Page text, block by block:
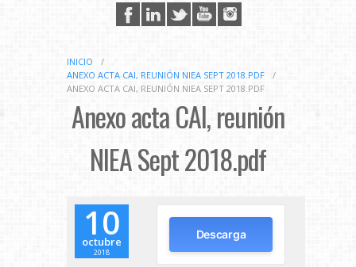
INICIO
/
ANEXO ACTA CAI, REUNIÓN NIEA SEPT 2018.PDF
/
ANEXO ACTA CAI, REUNIÓN NIEA SEPT 2018.PDF
Anexo acta CAI, reunión
NIEA Sept 2018.pdf
10
octubre
2018
Descarga